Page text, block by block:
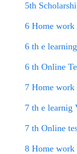
5th
6 Home work
6 th e
6 th Online
7 Home work
7 th e learnig
7 th Online
8 Home work